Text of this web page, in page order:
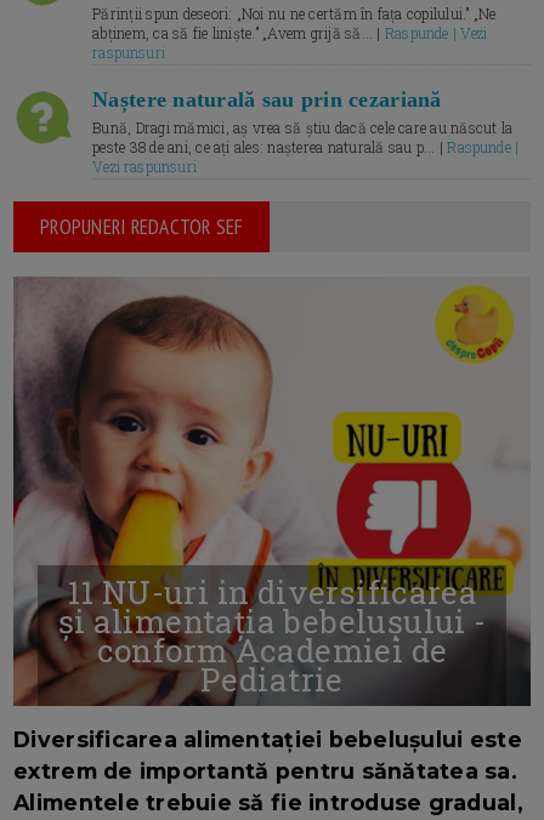
Părinții spun deseori: „Noi nu ne certăm în fața copilului.” „Ne
abținem, ca să fie liniște.” „Avem grijă să... | Raspunde | Vezi
raspunsuri
Naștere naturală sau prin cezariană
Bună, Dragi mămici, aș vrea să știu dacă cele care au născut la
peste 38 de ani, ce ați ales: nașterea naturală sau p... |Raspunde |
Vezi raspunsuri
PROPUNERI REDACTOR SEF
11 NU-uri in diversificarea
și alimentația bebelușului -
conform Academiei de
Pediatrie
Diversificarea alimentației bebelușului este
extrem de importantă pentru sănătatea sa.
Alimentele trebuie să fie introduse gradual,